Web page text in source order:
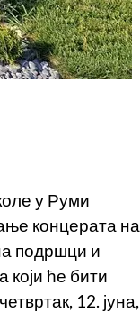
у Руми
концерата на
подршци и
који ће бити
12. јуна,